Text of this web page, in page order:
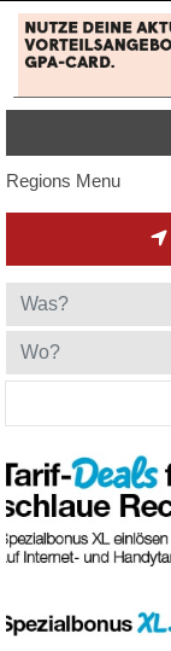
Regions Menu